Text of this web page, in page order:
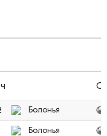
Болонья
Болонья